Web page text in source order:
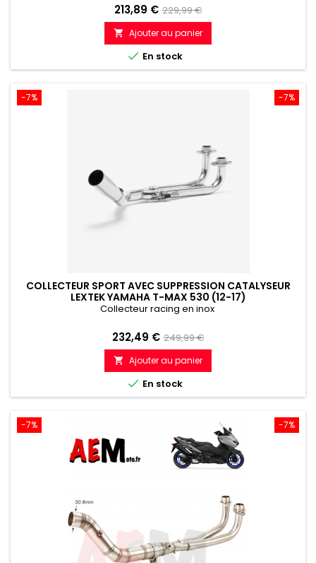
Prix
213,89 € Prix
de
référence
229,99 €
 Ajouter au panier
 En stock
-7%
-7%
COLLECTEUR SPORT AVEC SUPPRESSION CATALYSEUR
LEXTEK YAMAHA T-MAX 530 (12-17)
Collecteur racing en inox
Prix
232,49 € Prix
de
référence
249,99 €
 Ajouter au panier
 En stock
-7%
-7%